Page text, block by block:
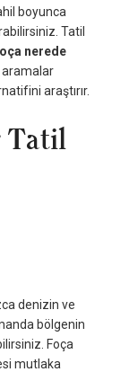
boyunca
Tatil
nerede
aramalar
araştırır.
Tatil
denizin ve
bölgenin
Foça
mutlaka